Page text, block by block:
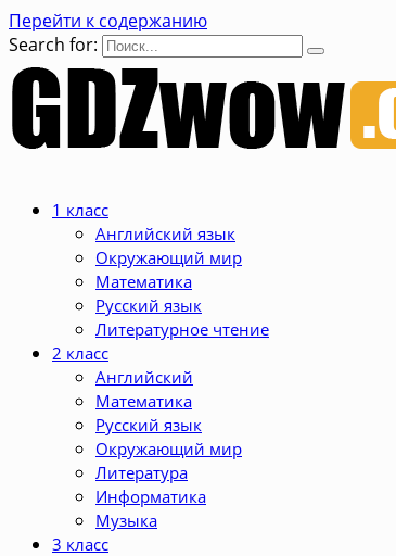
Перейти к содержанию
Search for:
1 класс
Английский язык
Окружающий мир
Математика
Русский язык
Литературное чтение
2 класс
Английский
Математика
Русский язык
Окружающий мир
Литература
Информатика
Музыка
3 класс